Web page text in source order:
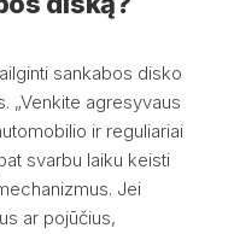
sankabos disko
„Venkite agresyvaus
ir reguliariai
svarbu laiku keisti
Jei
ar pojūčius,